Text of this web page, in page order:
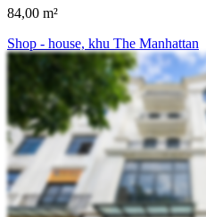
84,00 m²
Shop - house, khu The Manhattan